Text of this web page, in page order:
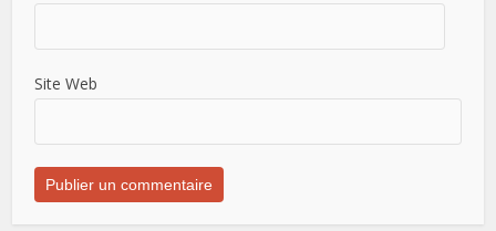
Site Web